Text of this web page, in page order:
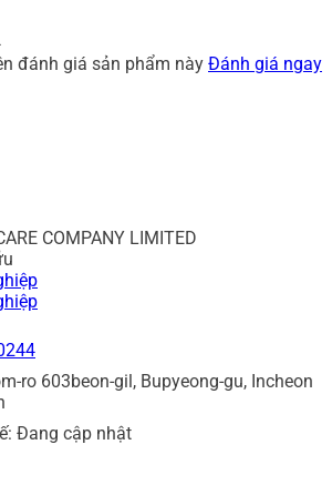
đánh giá sản phẩm này Đánh giá ngay
COMPANY LIMITED
ro 603beon-gil, Bupyeong-gu, Incheon
Đang cập nhật